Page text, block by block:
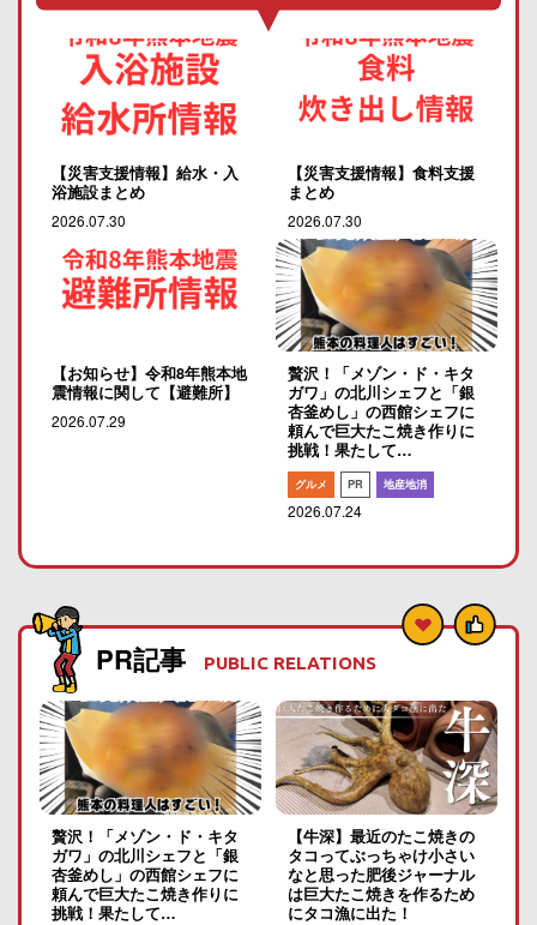
【災害支援情報】給水・入
浴施設まとめ
2026.07.30
【災害支援情報】食料支援
まとめ
2026.07.30
【お知らせ】令和8年熊本地
震情報に関して【避難所】
2026.07.29
贅沢！「メゾン・ド・キタ
ガワ」の北川シェフと「銀
杏釜めし」の西館シェフに
頼んで巨大たこ焼き作りに
挑戦！果たして…
グルメ PR 地産地消
2026.07.24
PR記事 PUBLIC RELATIONS
贅沢！「メゾン・ド・キタ
ガワ」の北川シェフと「銀
杏釜めし」の西館シェフに
頼んで巨大たこ焼き作りに
挑戦！果たして…
【牛深】最近のたこ焼きの
タコってぶっちゃけ小さい
なと思った肥後ジャーナル
は巨大たこ焼きを作るため
にタコ漁に出た！